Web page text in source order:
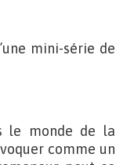
mini-série de
le monde de la
comme un